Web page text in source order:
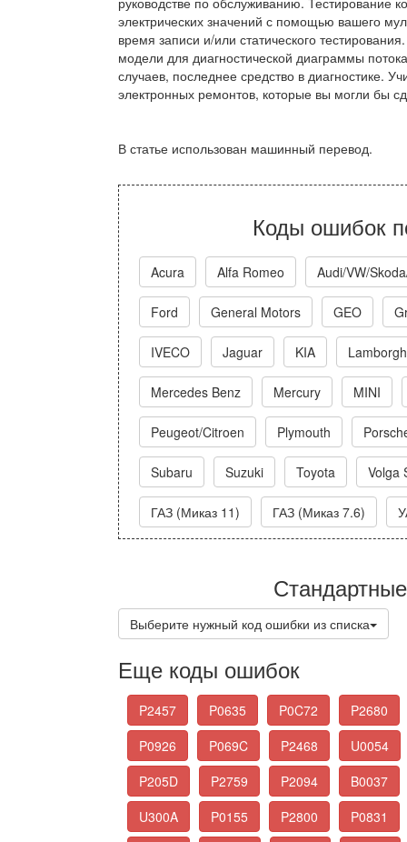
электрических значений с помощью вашего
время записи и/или статического
модели для диагностической диаграммы
случаев, последнее средство в диагностике.
электронных ремонтов, которые вы могли бы
В статье использован машинный перевод.
Коды ошибок
Acura Alfa Romeo Audi/VW/
Ford General Motors GEO
IVECO Jaguar KIA
Mercedes Benz Mercury MINI
Peugeot/Citroen Plymouth
Subaru Suzuki Toyota Volga
ГАЗ (Миказ 11) ГАЗ (Миказ 7.6)
Выберите нужный код ошибки из списка
Еще коды ошибок
P2457 P0635 P0C72
P2680
P0926
P069C P2468
U0054
P205D
P2759 P2094
B0037
U300A
P0155 P2800
P0831